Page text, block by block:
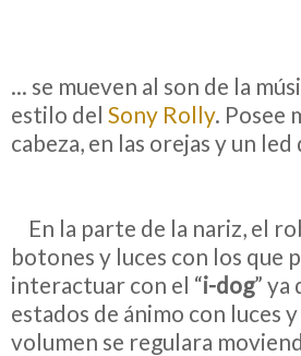
... se mueven al son de la
estilo del Sony Rolly. Posee
cabeza, en las orejas y un
En la parte de la nariz, el
botones y luces con los que
interactuar con el “i-dog” ya
estados de ánimo con luces
volumen se regulara